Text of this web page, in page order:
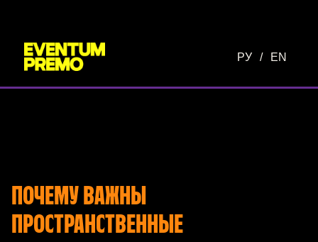
РУ / EN
ПОЧЕМУ ВАЖНЫ
ПРОСТРАНСТВЕННЫЕ